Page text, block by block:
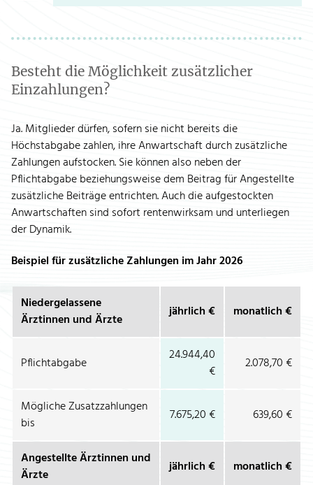
Besteht die Möglichkeit zusätzlicher
Einzahlungen?
Ja. Mitglieder dürfen, sofern sie nicht bereits die
Höchstabgabe zahlen, ihre Anwartschaft durch zusätzliche
Zahlungen aufstocken. Sie können also neben der
Pflichtabgabe beziehungsweise dem Beitrag für Angestellte
zusätzliche Beiträge entrichten. Auch die aufgestockten
Anwartschaften sind sofort rentenwirksam und unterliegen
der Dynamik.
Beispiel für zusätzliche Zahlungen im Jahr 2026
Niedergelassene
Ärztinnen und Ärzte
jährlich € monatlich €
Pflichtabgabe
24.944,40
€
2.078,70 €
Mögliche Zusatzzahlungen
bis
7.675,20 € 639,60 €
Angestellte Ärztinnen und
Ärzte
jährlich € monatlich €